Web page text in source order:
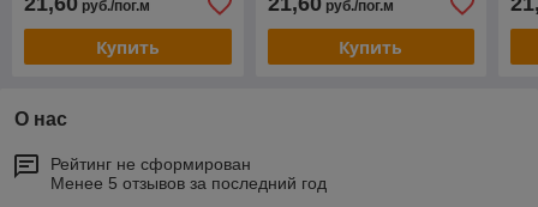
руб./пог.м
Купить
руб./пог.м
Купить
О нас
Рейтинг не сформирован
Менее 5 отзывов за последний год